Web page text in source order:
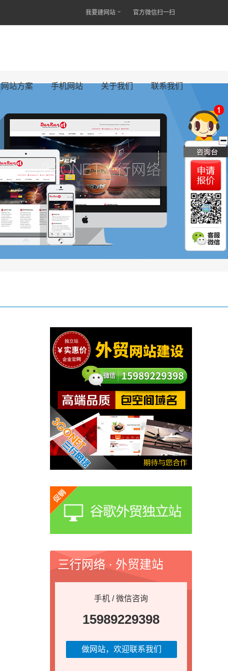
我要建网站 官方微信扫一扫
网站方案 手机网站 关于我们 联系我们
三行网络 · 外贸建站
手机 / 微信咨询
15989229398
做网站，欢迎联系我们